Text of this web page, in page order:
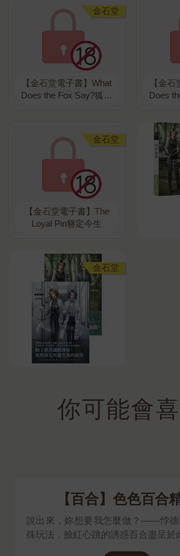
金石堂
【金石堂電子書】What
Does the Fox Say?狐狸
【金
Does
金石堂
【金石堂電子書】The
Loyal Pin簪定今生
金石堂
你可能會
【百合】色色百合
說出來，妳想要我怎麼做？——悖德
殊玩法，臉紅心跳的誘惑百合盡呈於